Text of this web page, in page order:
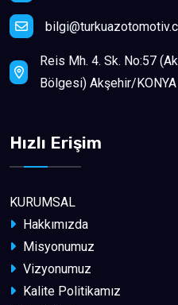
Reis Mh. 4. Sk. No:57
Bölgesi) Akşehir/KONYA
Hızlı Erişim
KURUMSAL
Hakkımızda
Misyonumuz
Vizyonumuz
Kalite Politikamız